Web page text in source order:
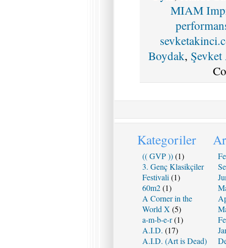
MIAM
Boydak, Şevket
Kategoriler
(( GVP ))(1)
3. Genç Klasikçiler
Festivali (1)
60m2(1)
A Corner in the
World X (5)
a-m-b-e-r(1)
A.I.D. (17)
A.I.D. (Art is Dead)